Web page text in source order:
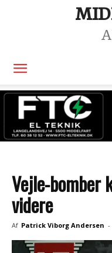
Vejle-bomber
videre
Af Patrick Viborg Andersen -